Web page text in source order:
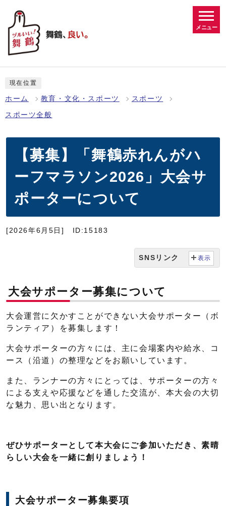
メニュー
現在位置
ホーム 教育・文化・スポーツ スポーツ
スポーツ全般
【募集】「舞鶴赤れんがハ
ーフマラソン2026」大会サ
ポーターについて
[2026年6月5日] ID:15183
SNSリンク 表示
大会サポーター募集について
大会運営に欠かすことができない大会サポーター（ボ
ランティア）を募集します！
大会サポーターの方々には、主に会場案内や給水、コ
ース（沿道）の整理などをお願いしています。
また、ランナーの方々にとっては、サポーターの方々
による支えや応援などを通した交流が、本大会の大切
な魅力、思い出となります。
ぜひサポーターとして本大会にご参加いただき、素晴
らしい大会を一緒に創りましょう！
大会サポーター募集要項